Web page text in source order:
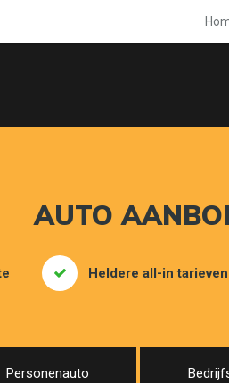
AUTO
Heldere all-in tarieven
Personenauto